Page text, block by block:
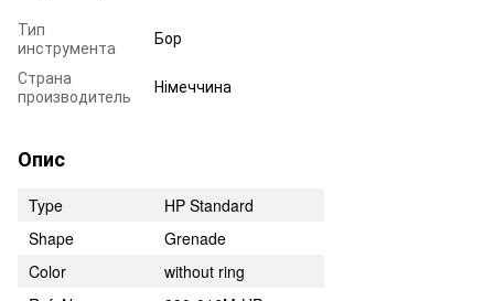
Тип
инструмента
Бор
Страна
производитель
Німеччина
Опис
Type
HP Standard
Shape
Grenade
Color
without ring